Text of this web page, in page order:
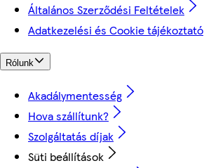
Általános Szerződési Feltételek
Adatkezelési és Cookie tájékoztató
Rólunk
Akadálymentesség
Hova szállítunk?
Szolgáltatás díjak
Süti beállítások